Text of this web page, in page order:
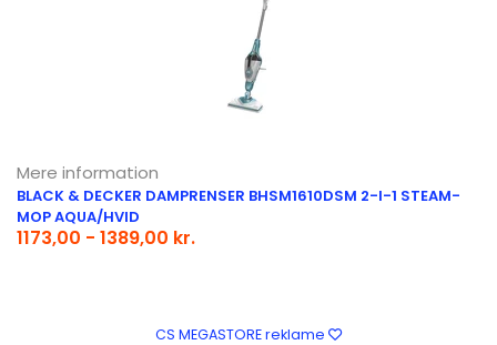
Mere information
BLACK & DECKER DAMPRENSER BHSM1610DSM 2-I-1 STEAM-
MOP AQUA/HVID
1173,00 - 1389,00 kr.
CS MEGASTORE reklame